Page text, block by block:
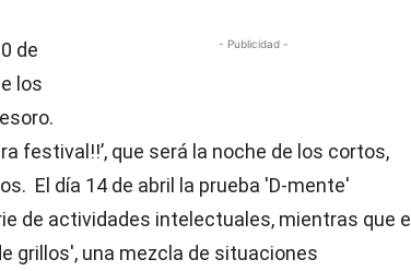
- Publicidad -
de
los
festival!!’, que será la noche de los cortos,
El día 14 de abril la prueba 'D-mente'
de actividades intelectuales, mientras que el
grillos', una mezcla de situaciones